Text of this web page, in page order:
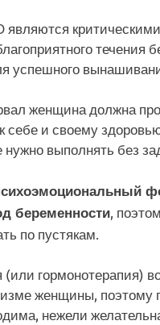
успешного
женщина должна
себе и своему
выполнять без
беременности ,
по пустякам.
гормонотерапия)
женщины, поэтому
нежели